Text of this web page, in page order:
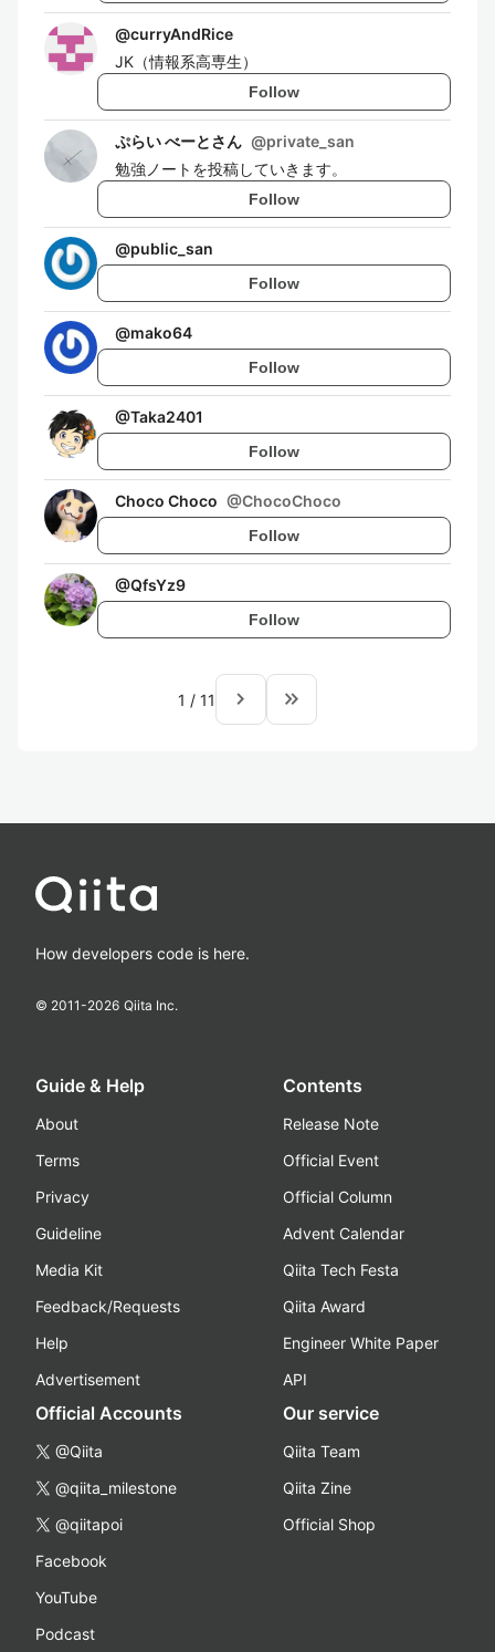
@curryAndRice
JK（情報系高専生）
Follow
ぷらい べーとさん @private_san
勉強ノートを投稿していきます。
Follow
@public_san
Follow
@mako64
Follow
@Taka2401
Follow
Choco Choco @ChocoChoco
Follow
@QfsYz9
Follow
1 / 11 navigate_next keyboard_double_arrow_right
How developers code is here.
© 2011-2026 Qiita Inc.
Guide & Help
About
Terms
Privacy
Guideline
Media Kit
Feedback/Requests
Help
Advertisement
Contents
Release Note
Official Event
Official Column
Advent Calendar
Qiita Tech Festa
Qiita Award
Engineer White Paper
API
Official Accounts
@Qiita
@qiita_milestone
@qiitapoi
Facebook
YouTube
Podcast
Our service
Qiita Team
Qiita Zine
Official Shop